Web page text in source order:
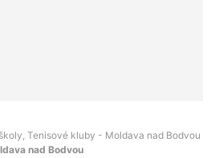
Tenisové kluby - Moldava nad Bodvou
nad Bodvou